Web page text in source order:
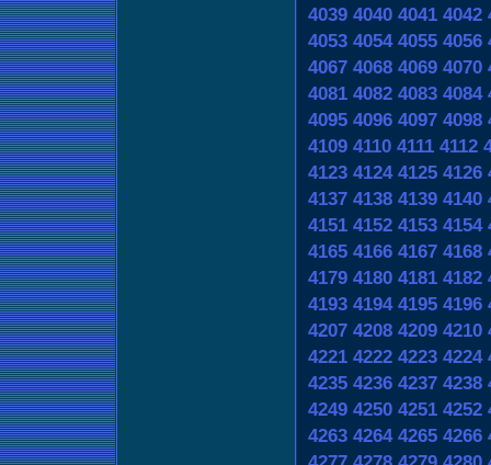
4039 4040 4041 4042
4053 4054 4055 4056
4067 4068 4069 4070
4081 4082 4083 4084
4095 4096 4097 4098
4109 4110 4111 4112
4123 4124 4125 4126
4137 4138 4139 4140
4151 4152 4153 4154
4165 4166 4167 4168
4179 4180 4181 4182
4193 4194 4195 4196
4207 4208 4209 4210
4221 4222 4223 4224
4235 4236 4237 4238
4249 4250 4251 4252
4263 4264 4265 4266